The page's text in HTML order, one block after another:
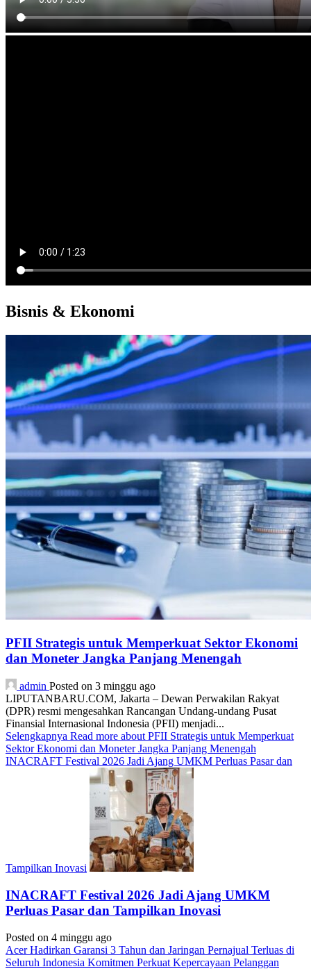
Bisnis & Ekonomi
PFII Strategis untuk Memperkuat Sektor Ekonomi
dan Moneter Jangka Panjang Menengah
admin Posted on 3 minggu ago
LIPUTANBARU.COM, Jakarta – Dewan Perwakilan Rakyat
(DPR) resmi mengesahkan Rancangan Undang-undang Pusat
Finansial Internasional Indonesia (PFII) menjadi...
Selengkapnya Read more about PFII Strategis untuk Memperkuat
Sektor Ekonomi dan Moneter Jangka Panjang Menengah
INACRAFT Festival 2026 Jadi Ajang UMKM Perluas Pasar dan
Tampilkan Inovasi
INACRAFT Festival 2026 Jadi Ajang UMKM
Perluas Pasar dan Tampilkan Inovasi
Posted on 4 minggu ago
Acer Hadirkan Garansi 3 Tahun dan Jaringan Pernajual Terluas di
Seluruh Indonesia Komitmen Perkuat Kepercayaan Pelanggan